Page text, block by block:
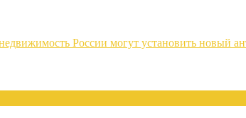
России могут установить новый